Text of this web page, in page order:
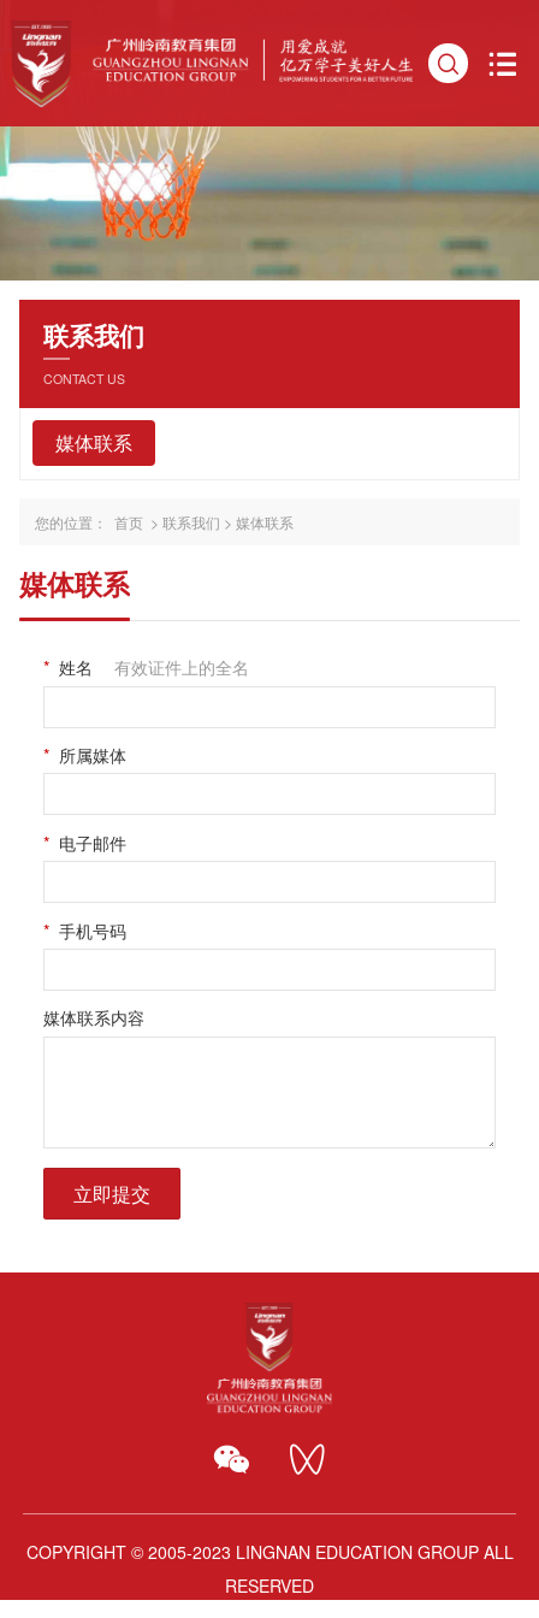
联系我们
CONTACT US
媒体联系
您的位置： 首页 > 联系我们 > 媒体联系
媒体联系
* 姓名 有效证件上的全名
* 所属媒体
* 电子邮件
* 手机号码
媒体联系内容
立即提交
COPYRIGHT © 2005-2023 LINGNAN EDUCATION GROUP ALL
RESERVED